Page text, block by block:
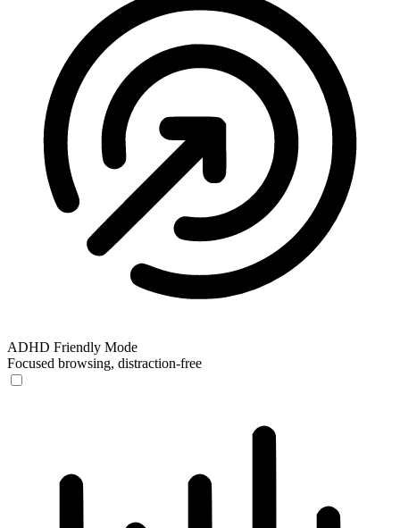
ADHD Friendly Mode
Focused browsing, distraction-free